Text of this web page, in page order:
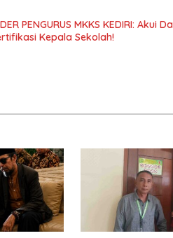
PENGURUS MKKS KEDIRI:
Kepala Sekolah!